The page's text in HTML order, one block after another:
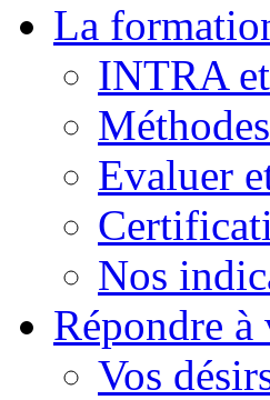
La
INTRA
Evaluer
Nos
Répondre
Vos